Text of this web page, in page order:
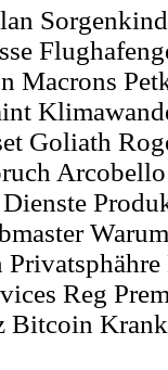
Macrons
Goliath
Reg
Bitcoin